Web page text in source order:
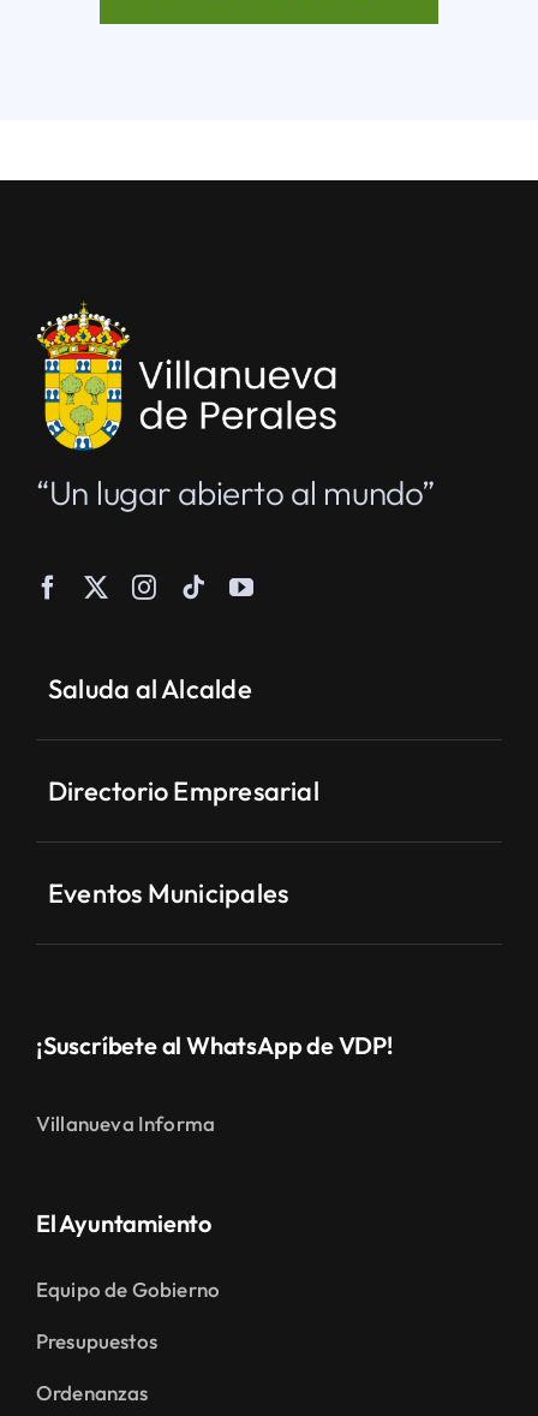
“Un lugar abierto al mundo”
Saluda al Alcalde
Directorio Empresarial
Eventos Municipales
¡Suscríbete al WhatsApp de VDP!
Villanueva Informa
El Ayuntamiento
Equipo de Gobierno
Presupuestos
Ordenanzas